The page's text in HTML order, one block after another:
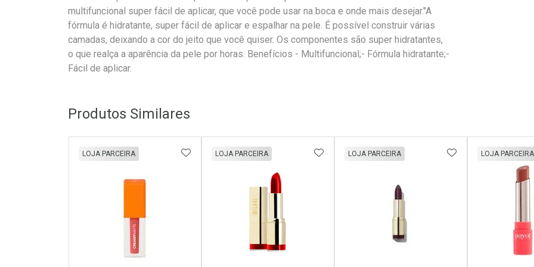
multifuncional super fácil de aplicar, que você pode usar na boca e onde mais desejar."A
fórmula é hidratante, super fácil de aplicar e espalhar na pele. É possível construir várias
camadas, deixando a cor do jeito que você quiser. Os componentes são super hidratantes,
o que realça a aparência da pele por horas. Benefícios - Multifuncional;- Fórmula hidratante;-
Fácil de aplicar.
Produtos Similares
LOJA PARCEIRA ADICIONAR AOS FAVORITOS
LOJA PARCEIRA ADICIONAR AOS FAVORITOS
LOJA PARCEIRA ADICIONAR AOS
LOJA PARCEIRA